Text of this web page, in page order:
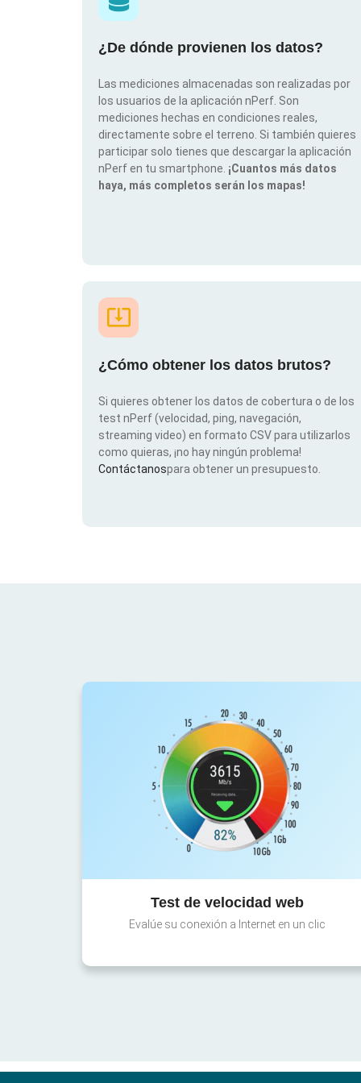
¿De dónde provienen los datos?
Las mediciones almacenadas son realizadas por
los usuarios de la aplicación nPerf. Son
mediciones hechas en condiciones reales,
directamente sobre el terreno. Si también quieres
participar solo tienes que descargar la aplicación
nPerf en tu smartphone. ¡Cuantos más datos
haya, más completos serán los mapas!
¿Cómo obtener los datos brutos?
Si quieres obtener los datos de cobertura o de los
test nPerf (velocidad, ping, navegación,
streaming video) en formato CSV para utilizarlos
como quieras, ¡no hay ningún problema!
Contáctanospara obtener un presupuesto.
Test de velocidad web
Evalúe su conexión a Internet en un clic